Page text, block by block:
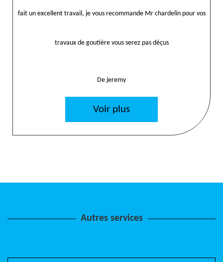
fait un excellent travail, je vous recommande Mr chardelin pour vos
travaux de goutière vous serez pas déçus
De jeremy
Voir plus
Autres services